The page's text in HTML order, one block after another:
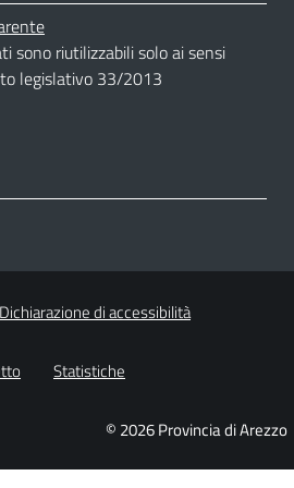
sono riutilizzabili solo ai sensi
legislativo 33/2013
Dichiarazione di accessibilità
Statistiche
© 2026 Provincia di Arezzo